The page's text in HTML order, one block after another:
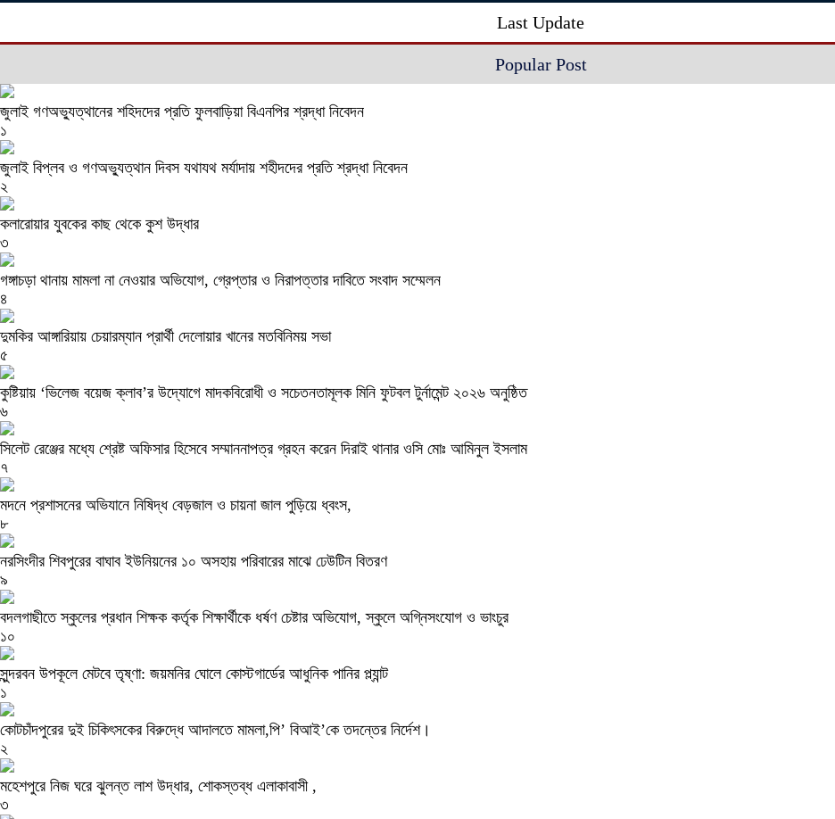
Last Update
Popular Post
জুলাই গণঅভ্যুত্থানের শহিদদের প্রতি ফুলবাড়িয়া বিএনপির শ্রদ্ধা নিবেদন
১
জুলাই বিপ্লব ও গণঅভ্যুত্থান দিবস যথাযথ মর্যাদায় শহীদদের প্রতি শ্রদ্ধা নিবেদন
২
কলারোয়ার যুবকের কাছ থেকে কুশ উদ্ধার
৩
গঙ্গাচড়া থানায় মামলা না নেওয়ার অভিযোগ, গ্রেপ্তার ও নিরাপত্তার দাবিতে সংবাদ সম্মেলন
৪
দুমকির আঙ্গারিয়ায় চেয়ারম্যান প্রার্থী দেলোয়ার খানের মতবিনিময় সভা
৫
কুষ্টিয়ায় ‘ভিলেজ বয়েজ ক্লাব’র উদ্যোগে মাদকবিরোধী ও সচেতনতামূলক মিনি ফুটবল টুর্নামেন্ট ২০২৬ অনুষ্ঠিত
৬
সিলেট রেঞ্জের মধ্যে শ্রেষ্ট অফিসার হিসেবে সম্মাননাপত্র গ্রহন করেন দিরাই থানার ওসি মোঃ আমিনুল ইসলাম
৭
মদনে প্রশাসনের অভিযানে নিষিদ্ধ বেড়জাল ও চায়না জাল পুড়িয়ে ধ্বংস,
৮
নরসিংদীর শিবপুরের বাঘাব ইউনিয়নের ১০ অসহায় পরিবারের মাঝে ঢেউটিন বিতরণ
৯
বদলগাছীতে স্কুলের প্রধান শিক্ষক কর্তৃক শিক্ষার্থীকে ধর্ষণ চেষ্টার অভিযোগ, স্কুলে অগ্নিসংযোগ ও ভাংচুর
১০
সুন্দরবন উপকূলে মেটবে তৃষ্ণা: জয়মনির ঘোলে কোস্টগার্ডের আধুনিক পানির প্ল্যান্ট
১
কোটচাঁদপুরের দুই চিকিৎসকের বিরুদ্ধে আদালতে মামলা,পি’ বিআই’কে তদন্তের নির্দেশ।
২
মহেশপুরে নিজ ঘরে ঝুলন্ত লাশ উদ্ধার, শোকস্তব্ধ এলাকাবাসী ,
৩